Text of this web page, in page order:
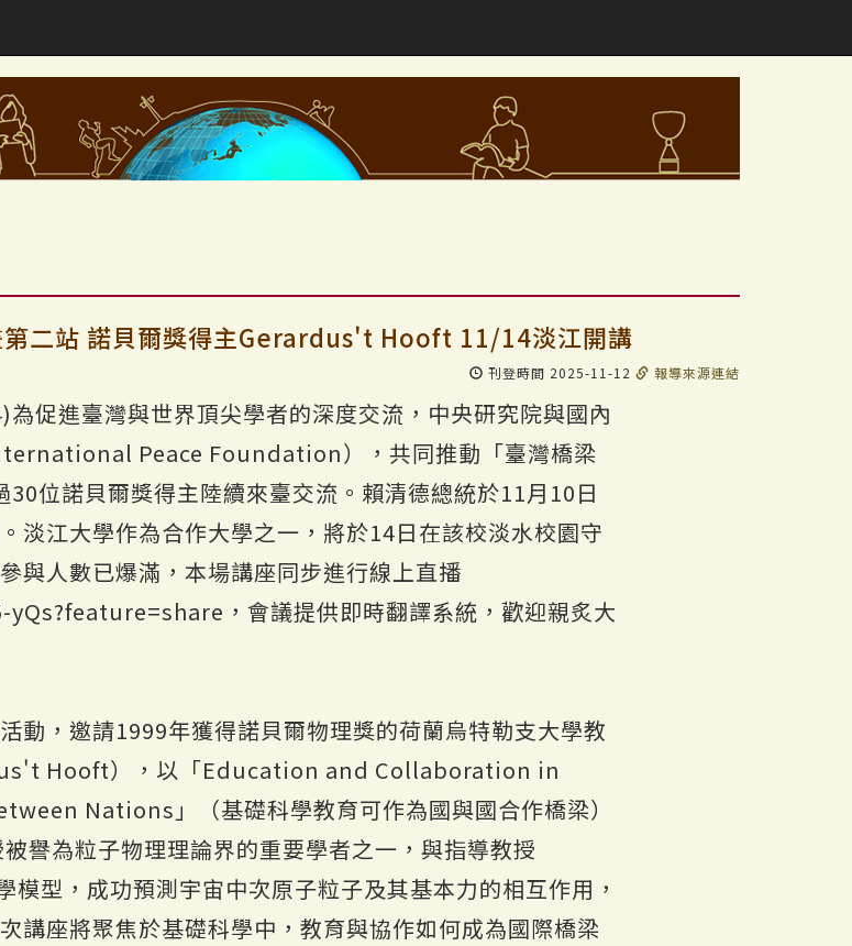
第二站 諾貝爾獎得主Gerardus't Hooft 11/14淡江開講
刊登時間 2025-11-12 報導來源連結
促進臺灣與世界頂尖學者的深度交流，中央研究院與國內
Peace Foundation），共同推動「臺灣橋梁
位諾貝爾獎得主陸續來臺交流。賴清德總統於11月10日
淡江大學作為合作大學之一，將於14日在該校淡水校園守
與人數已爆滿，本場講座同步進行線上直播
，會議提供即時翻譯系統，歡迎親炙大
動，邀請1999年獲得諾貝爾物理獎的荷蘭烏特勒支大學教
Hooft），以「Education and Collaboration in
Nations」（基礎科學教育可作為國與國合作橋梁）
譽為粒子物理理論界的重要學者之一，與指導教授
型，成功預測宇宙中次原子粒子及其基本力的相互作用，
講座將聚焦於基礎科學中，教育與協作如何成為國際橋梁